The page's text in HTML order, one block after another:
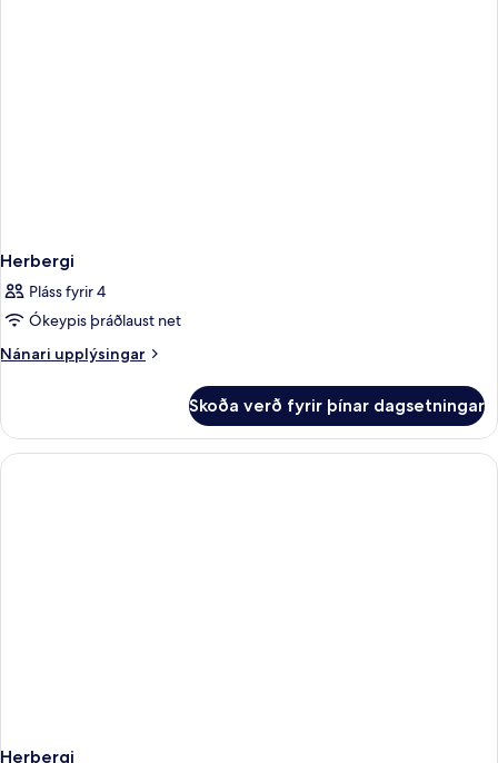
Herbergi
Pláss fyrir 4
Ókeypis þráðlaust net
Nánari upplýsingar
Nánari
Skoða verð fyrir þínar dagsetningar
Herbergi